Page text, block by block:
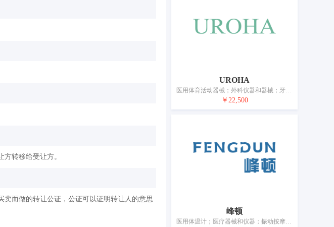
转移给受让方。
而做的转让公证，公证可以证明转让人的意思
UROHA
医用体育活动器械；外科仪器和器械；牙科设备和仪器；电疗器械；医用床；奶瓶；性玩具；假肢；弹性绷带；线（外科用）
￥22,500
峰顿
医用体温计；医疗器械和仪器；振动按摩器；艾灸器；血压计；医用冷敷贴；口罩；性玩具；避孕套；矫形用物品